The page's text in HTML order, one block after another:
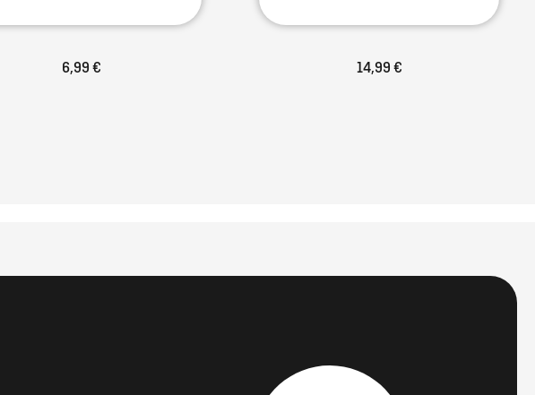
6,99 € 14,99 €